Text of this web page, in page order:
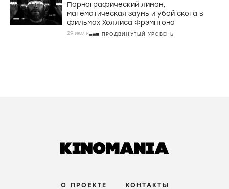
Порнографический лимон,
математическая заумь и убой скота в
фильмах Холлиса Фрэмптона
29 июля ПРОДВИНУТЫЙ УРОВЕНЬ
О ПРОЕКТЕ КОНТАКТЫ